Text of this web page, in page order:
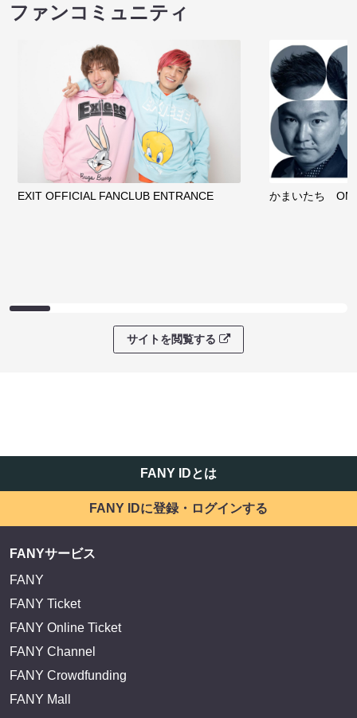
ファンコミュニティ
EXIT OFFICIAL FANCLUB ENTRANCE かまいたち
サイトを閲覧する
FANY IDとは
FANY IDに登録・ログインする
FANYサービス
FANY
FANY Ticket
FANY Online Ticket
FANY Channel
FANY Crowdfunding
FANY Mall